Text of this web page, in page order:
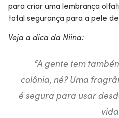
para criar uma lembrança
total segurança para a pele
Veja a dica da Niina:
“A gente tem
colônia, né? Uma
é segura para usar